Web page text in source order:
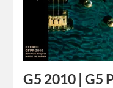
G5 2010 | G5